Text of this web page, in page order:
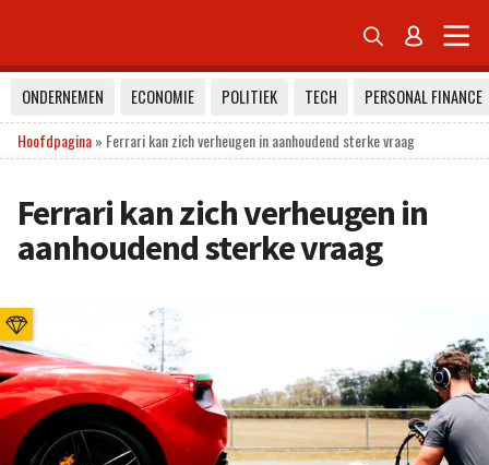
 
ONDERNEMEN ECONOMIE POLITIEK TECH
PERSONAL FINANCE
Hoofdpagina» Ferrari kan zich verheugen in aanhoudend sterke vraag
Ferrari kan zich verheugen in
aanhoudend sterke vraag